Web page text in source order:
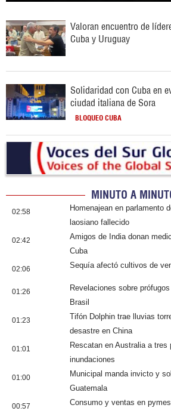
Valoran encuentro de
Cuba y Uruguay
Solidaridad con Cuba en
ciudad italiana de Sora
BLOQUEO CUBA
MINUTO A
02:58
Homenajean en parlamento
laosiano fallecido
02:42
Amigos de India donan
Cuba
02:06 Sequía afectó cultivos de
01:26
Revelaciones sobre
Brasil
01:23
Tifón Dolphin trae lluvias
desastre en China
01:01
Rescatan en Australia a tres
inundaciones
01:00
Municipal manda invicto y
Guatemala
00:57
Consumo y ventas en